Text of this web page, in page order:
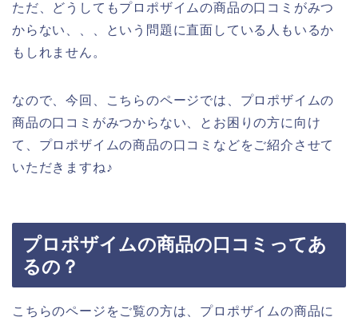
ただ、どうしてもプロポザイムの商品の口コミがみつ
からない、、、という問題に直面している人もいるか
もしれません。
なので、今回、こちらのページでは、プロポザイムの
商品の口コミがみつからない、とお困りの方に向け
て、プロポザイムの商品の口コミなどをご紹介させて
いただきますね♪
プロポザイムの商品の口コミってあ
るの？
こちらのページをご覧の方は、プロポザイムの商品に